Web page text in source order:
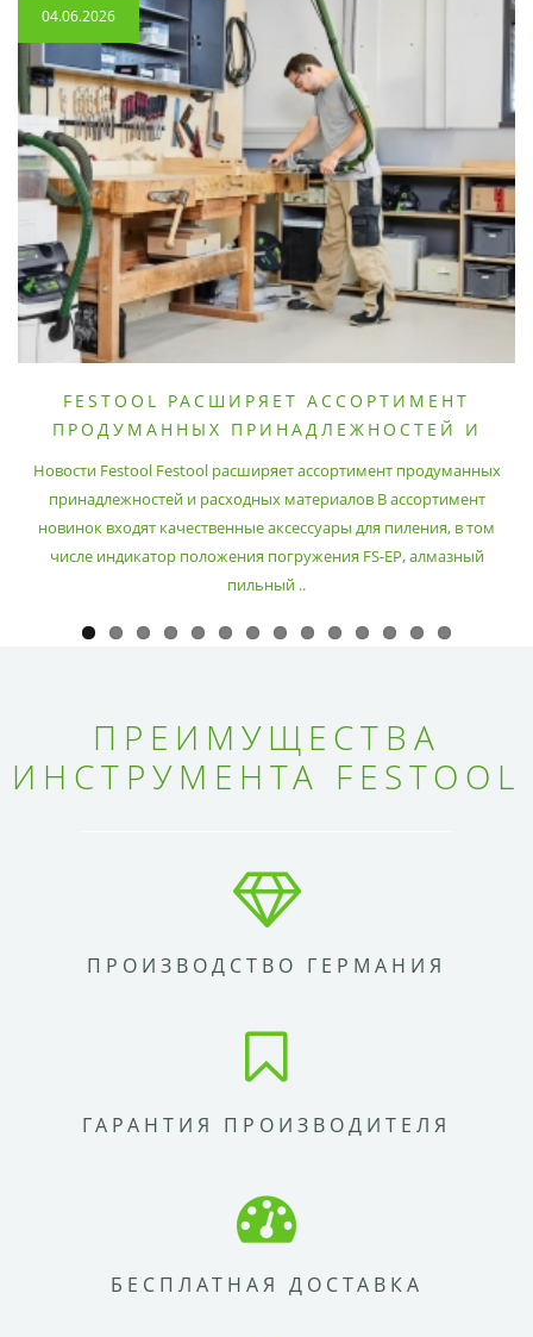
04.06.2026
FESTOOL РАСШИРЯЕТ АССОРТИМЕНТ
ПРОДУМАННЫХ ПРИНАДЛЕЖНОСТЕЙ И
Новости Festool Festool расширяет ассортимент продуманных
принадлежностей и расходных материалов В ассортимент
новинок входят качественные аксессуары для пиления, в том
числе индикатор положения погружения FS-EP, алмазный
пильный ..
ПРЕИМУЩЕСТВА
ИНСТРУМЕНТА FESTOOL
ПРОИЗВОДСТВО ГЕРМАНИЯ
ГАРАНТИЯ ПРОИЗВОДИТЕЛЯ
БЕСПЛАТНАЯ ДОСТАВКА